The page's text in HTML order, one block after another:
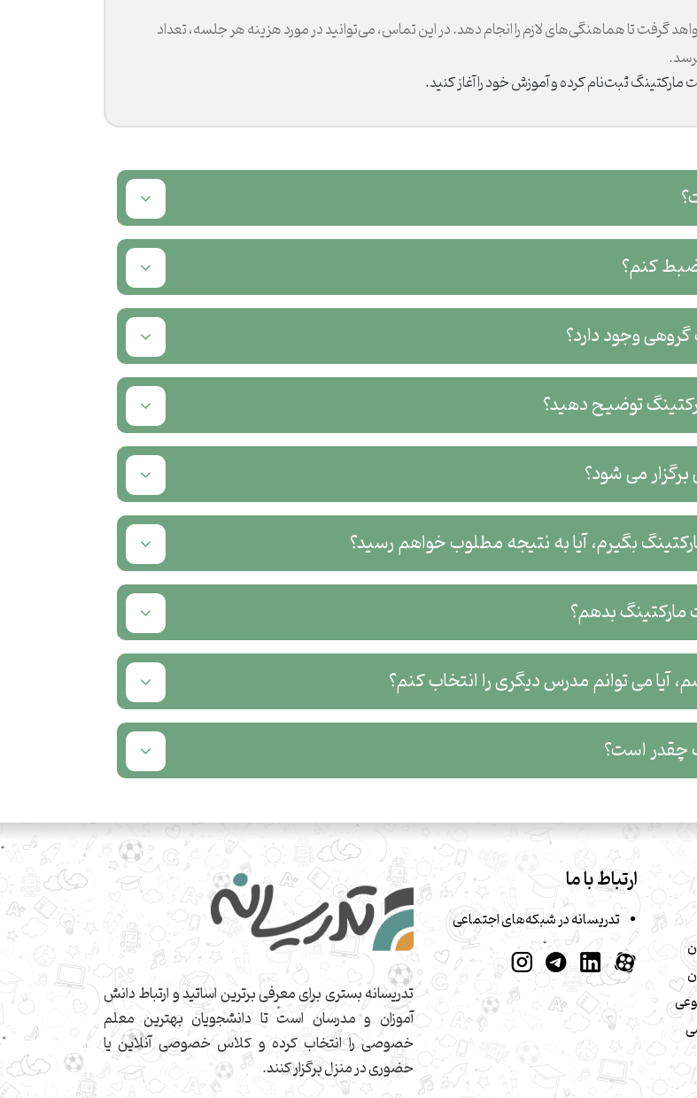
تا هماهنگی‌های لازم را انجام دهد. در این تماس، می‌توانید در مورد هزینه هر جلسه، تعداد
ثبت‌نام کرده و آموزش خود را آغاز کنید.
دهید؟
رسید؟
بدهم؟
ارتباط با ما
تدریسانه در شبکه‌های اجتماعی
تدریسانه بستری برای معرفی برترین اساتید و ارتباط دانش
آموزان و مدرسان است تا دانشجویان بهترین معلم
خصوصی را انتخاب کرده و کلاس خصوصی آنلاین یا
حضوری در منزل برگزار کنند.